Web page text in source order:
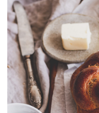
lisztekből,
cukormentesen